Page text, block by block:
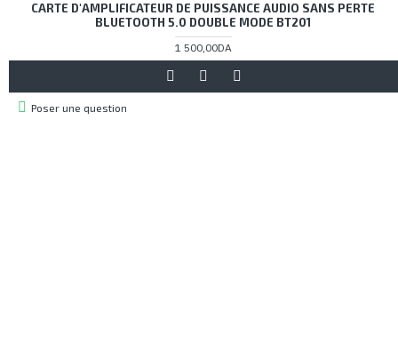
CARTE D'AMPLIFICATEUR DE PUISSANCE AUDIO SANS PERTE
BLUETOOTH 5.0 DOUBLE MODE BT201
1 500,00DA
Poser une question